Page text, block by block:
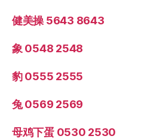
健美操 5643 8643
象 0548 2548
豹 0555 2555
兔 0569 2569
母鸡下蛋 0530 2530